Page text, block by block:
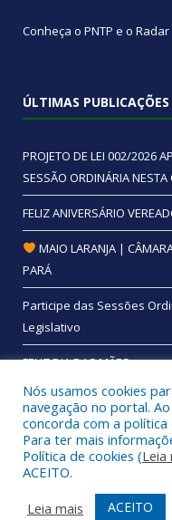
Conheça o PNTP e o
ÚLTIMAS PUBLICAÇÕES
PROJETO DE LEI 002/2026
SESSÃO ORDINÁRIA
FELIZ ANIVERSÁRIO
MAIO LARANJA |
PARÁ
Participe das Sessões
Legislativo
FELIZ DIA DAS MÃES
Todos os direitos
Mapa do Site
Acessar
Nós usamos cookies
navegação no portal.
concorda com a
Para ter mais
Política de cookies (Leia
ACEITO.
Leia mais
ACEITO